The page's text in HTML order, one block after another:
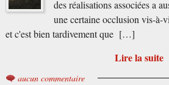
des réalisations associées a
une certaine occlusion vis-à-
et c'est bien tardivement que […]
Lire la suite
aucun commentaire